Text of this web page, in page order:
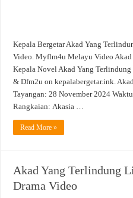
Kepala Bergetar Akad Yang
Video. Myflm4u Melayu Video
Kepala Novel Akad Yang
& Dfm2u on kepalabergetar.ink.
Tayangan: 28 November 2024
Rangkaian: Akasia …
Read More »
Akad Yang Terlindung
Drama Video